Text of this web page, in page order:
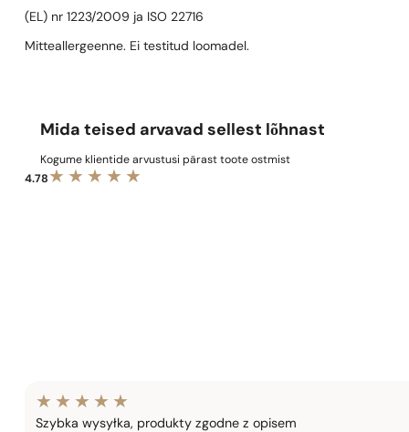
(EL) nr 1223/2009 ja ISO 22716
Mitteallergeenne. Ei testitud loomadel.
Mida teised arvavad sellest lõhnast
Kogume klientide arvustusi pärast toote ostmist
4.78
Szybka wysyłka, produkty zgodne z opisem